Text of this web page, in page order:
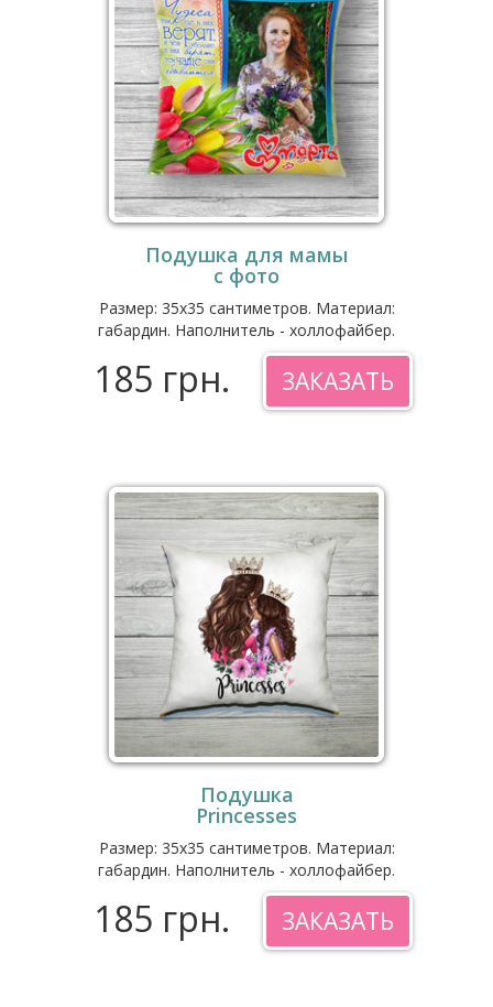
Подушка для мамы
с фото
Размер: 35x35 сантиметров. Материал:
габардин. Наполнитель - холлофайбер.
185 грн. ЗАКАЗАТЬ
Подушка
Princesses
Размер: 35x35 сантиметров. Материал:
габардин. Наполнитель - холлофайбер.
185 грн. ЗАКАЗАТЬ